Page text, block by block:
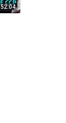
52:04